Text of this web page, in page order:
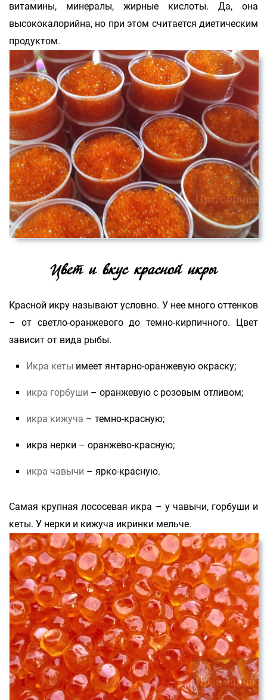
витамины, минералы, жирные кислоты. Да, она
высококалорийна, но при этом считается диетическим
продуктом.
Цвет и вкус красной икры
Красной икру называют условно. У нее много оттенков
– от светло-оранжевого до темно-кирпичного. Цвет
зависит от вида рыбы.
Икра кеты имеет янтарно-оранжевую окраску;
икра горбуши – оранжевую с розовым отливом;
икра кижуча – темно-красную;
икра нерки – оранжево-красную;
икра чавычи – ярко-красную.
Самая крупная лососевая икра – у чавычи, горбуши и
кеты. У нерки и кижуча икринки мельче.